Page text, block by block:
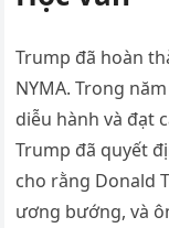
Trump đã hoàn
NYMA. Trong
diễu hành và đạt
Trump đã quyết
cho rằng Donald
ương bướng, và